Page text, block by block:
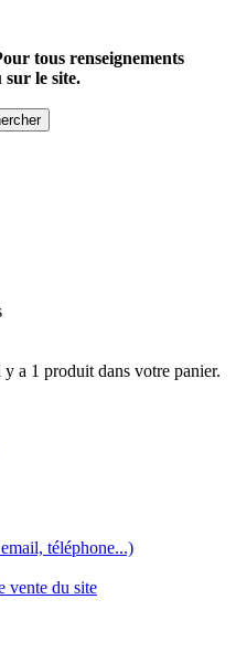
tous renseignements
sur le site.
y a 1 produit dans votre panier.
téléphone...)
vente du site